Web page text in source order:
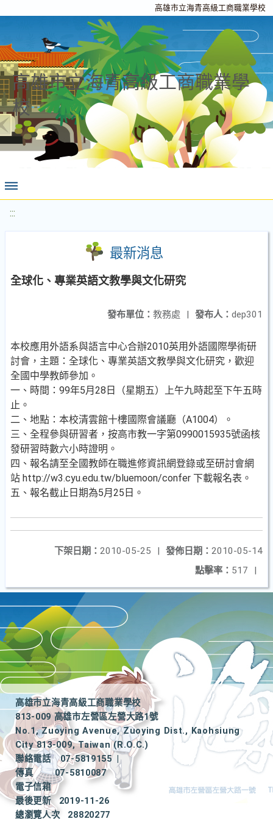
高雄市立海青高級工商職業學校
高雄市立海青高級工商職業學
校
:::
最新消息
全球化、專業英語文教學與文化研究
發布人： dep301
發布單位： 教務處 |
本校應用外語系與語言中心合辦2010英用外語國際學術研
討會，主題：全球化、專業英語文教學與文化研究，歡迎
全國中學教師參加。
一、時間：99年5月28日（星期五）上午九時起至下午五時
止。
二、地點：本校清雲館十樓國際會議廳（A1004）。
三、全程參與研習者，按高市教一字第0990015935號函核
發研習時數六小時證明。
四、報名請至全國教師在職進修資訊網登錄或至研討會網
站 http://w3.cyu.edu.tw/bluemoon/confer 下載報名表。
五、報名截止日期為5月25日。
發佈日期： 2010-05-14
下架日期： 2010-05-25
|
點擊率： 517 |
高雄市立海青高級工商職業學校
813-009 高雄市左營區左營大路1號
No.1, Zuoying Avenue, Zuoying Dist., Kaohsiung
City 813-009, Taiwan (R.O.C.)
聯絡電話
07-5819155
|
傳真
07-5810087
電子信箱
最後更新
2019-11-26
總瀏覽人次
28820277